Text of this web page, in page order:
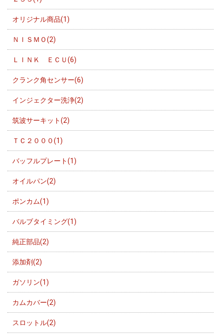
オリジナル商品(1)
ＮＩＳＭＯ(2)
ＬＩＮＫ ＥＣＵ(6)
クランク角センサー(6)
インジェクター洗浄(2)
筑波サーキット(2)
ＴＣ２０００(1)
バッフルプレート(1)
オイルパン(2)
ポンカム(1)
バルブタイミング(1)
純正部品(2)
添加剤(2)
ガソリン(1)
カムカバー(2)
スロットル(2)